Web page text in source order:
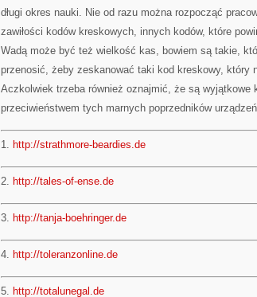
długi okres nauki. Nie od razu można rozpocząć
zawiłości kodów kreskowych, innych kodów, które
Wadą może być też wielkość kas, bowiem są takie,
przenosić, żeby zeskanować taki kod kreskowy, który
Aczkolwiek trzeba również oznajmić, że są wyjątkowe
przeciwieństwem tych marnych poprzedników
1. http://strathmore-beardies.de
2. http://tales-of-ense.de
3. http://tanja-boehringer.de
4. http://toleranzonline.de
5. http://totalunegal.de